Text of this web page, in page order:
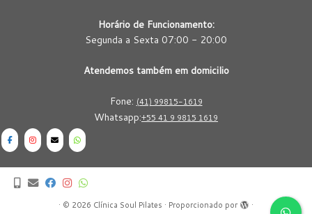
Horário de Funcionamento:
Segunda a Sexta 07:00 - 20:00
Atendemos também em domicilio
Fone: (41) 99815-1619
Whatsapp:+55 41 9 9815 1619
· © 2026 Clínica Soul Pilates · Proporcionado por ·